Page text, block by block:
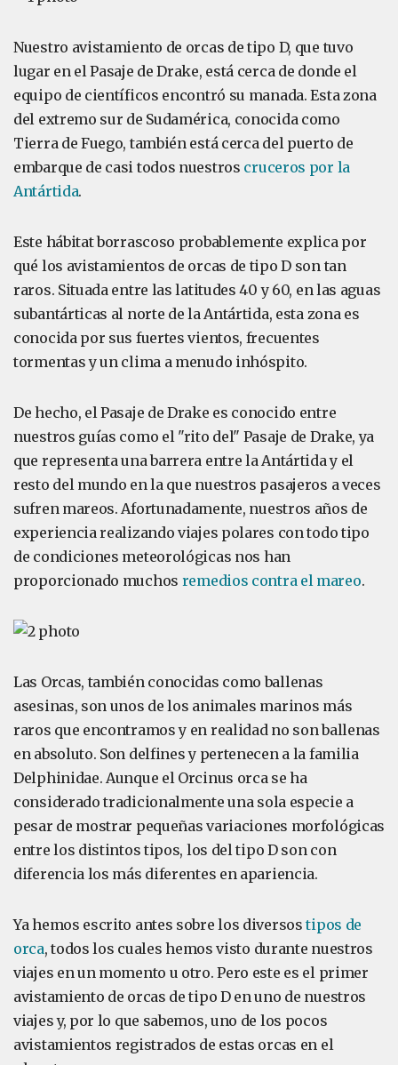
Nuestro avistamiento de orcas de tipo D, que tuvo
lugar en el Pasaje de Drake, está cerca de donde el
equipo de científicos encontró su manada. Esta zona
del extremo sur de Sudamérica, conocida como
Tierra de Fuego, también está cerca del puerto de
embarque de casi todos nuestros cruceros por la
Antártida.
Este hábitat borrascoso probablemente explica por
qué los avistamientos de orcas de tipo D son tan
raros. Situada entre las latitudes 40 y 60, en las aguas
subantárticas al norte de la Antártida, esta zona es
conocida por sus fuertes vientos, frecuentes
tormentas y un clima a menudo inhóspito.
De hecho, el Pasaje de Drake es conocido entre
nuestros guías como el "rito del" Pasaje de Drake, ya
que representa una barrera entre la Antártida y el
resto del mundo en la que nuestros pasajeros a veces
sufren mareos. Afortunadamente, nuestros años de
experiencia realizando viajes polares con todo tipo
de condiciones meteorológicas nos han
proporcionado muchos remedios contra el mareo.
Las Orcas, también conocidas como ballenas
asesinas, son unos de los animales marinos más
raros que encontramos y en realidad no son ballenas
en absoluto. Son delfines y pertenecen a la familia
Delphinidae. Aunque el Orcinus orca se ha
considerado tradicionalmente una sola especie a
pesar de mostrar pequeñas variaciones morfológicas
entre los distintos tipos, los del tipo D son con
diferencia los más diferentes en apariencia.
Ya hemos escrito antes sobre los diversostipos de
orca, todos los cuales hemos visto durante nuestros
viajes en un momento u otro. Pero este es el primer
avistamiento de orcas de tipo D en uno de nuestros
viajes y, por lo que sabemos, uno de los pocos
avistamientos registrados de estas orcas en el